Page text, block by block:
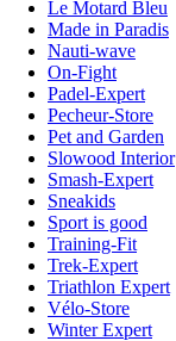
Le Motard Bleu
Made in Paradis
Nauti-wave
On-Fight
Padel-Expert
Pecheur-Store
Pet and Garden
Slowood Interior
Smash-Expert
Sneakids
Sport is good
Training-Fit
Trek-Expert
Triathlon Expert
Vélo-Store
Winter Expert